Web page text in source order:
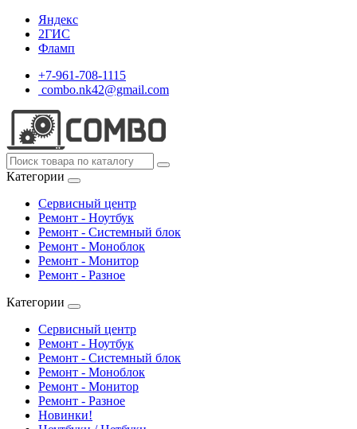
Яндекс
2ГИС
Фламп
+7-961-708-1115
combo.nk42@gmail.com
Категории
Сервисный центр
Ремонт - Ноутбук
Ремонт - Системный блок
Ремонт - Моноблок
Ремонт - Монитор
Ремонт - Разное
Категории
Сервисный центр
Ремонт - Ноутбук
Ремонт - Системный блок
Ремонт - Моноблок
Ремонт - Монитор
Ремонт - Разное
Новинки!